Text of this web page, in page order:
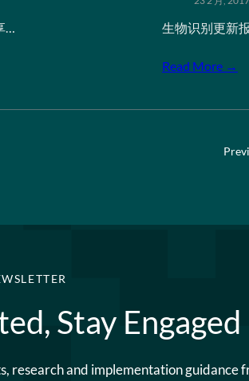
… 生物识别更新
Read More →
Stay Engaged
research and implementation guidance